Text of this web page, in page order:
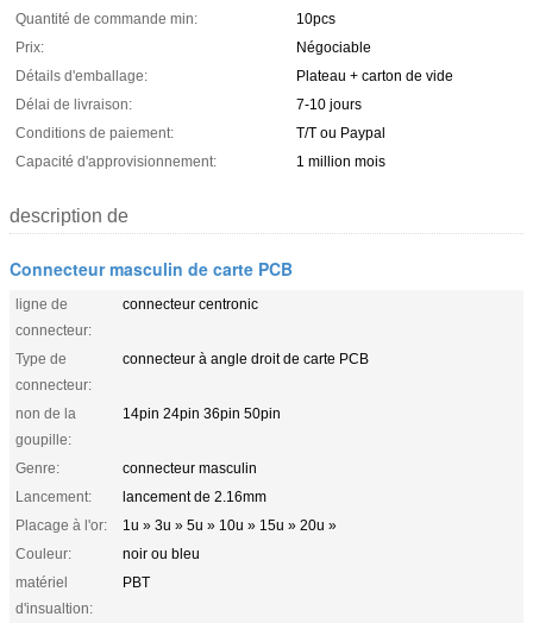
Quantité de commande min:
10pcs
Prix:
Négociable
Détails d'emballage:
Plateau + carton de vide
Délai de livraison:
7-10 jours
Conditions de paiement:
T/T ou Paypal
Capacité d'approvisionnement:
1 million mois
description de
Connecteur masculin de carte PCB
ligne de
connecteur:
connecteur centronic
Type de
connecteur:
connecteur à angle droit de carte PCB
non de la
goupille:
14pin 24pin 36pin 50pin
Genre:
connecteur masculin
Lancement:
lancement de 2.16mm
Placage à l'or:
1u » 3u » 5u » 10u » 15u » 20u »
Couleur:
noir ou bleu
matériel
d'insualtion:
PBT